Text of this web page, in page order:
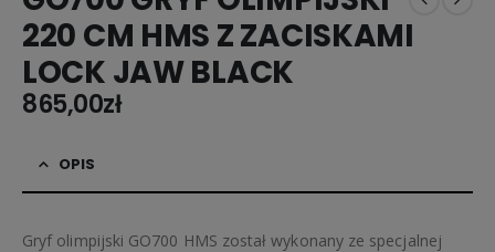
220 CM HMS Z ZACISKAMI
LOCK JAW BLACK
865,00zł
OPIS
Gryf olimpijski GO700 HMS został wykonany ze specjalnej